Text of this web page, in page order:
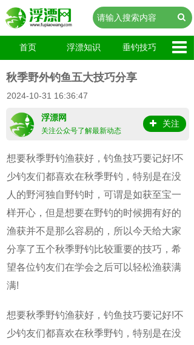
首页 浮漂知识 垂钓技巧
秋季野外钓鱼五大技巧分享
2024-10-31 16:36:47
浮漂网
关注公众号了解最新动态
关注
​想要秋季野钓渔获好，钓鱼技巧要记好!不
少钓友们都喜欢在秋季野钓，特别是在没
人的野河独自野钓时，可谓是如获至宝一
样开心，但是想要在野钓的时候拥有好的
渔获并不是那么容易的，所以今天给大家
分享了五个秋季野钓比较重要的技巧，希
望各位钓友们在学会之后可以轻松渔获满
满!
想要秋季野钓渔获好，钓鱼技巧要记好!不
少钓友们都喜欢在秋季野钓，特别是在没